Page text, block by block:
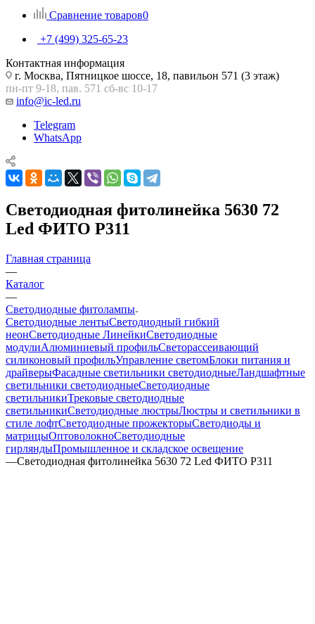
Сравнение товаров0
+7 (499) 325-65-23
Контактная информация
г. Москва, Пятницкое шоссе, 18, павильон 571 (3 этаж)
пн-пт 9-18, пав. 571 сб-вс 10-17
info@ic-led.ru
Telegram
WhatsApp
Светодиодная фитолинейка 5630 72
Led ФИТО P311
Главная страница
—
Каталог
—
Светодиодные фитолампы
Светодиодные лентыСветодиодный гибкий
неонСветодиодные ЛинейкиСветодиодные
модулиАлюминиевый профильСветорассеивающий
силиконовый профильУправление светомБлоки питания и
драйверыФасадные светильники светодиодныеЛандшафтные
светильники светодиодныеСветодиодные
светильникиТрековые светодиодные
светильникиСветодиодные люстрыЛюстры и светильники в
стиле лофтСветодиодные прожекторыСветодиоды и
матрицыОптоволокноСветодиодные
гирляндыПромышленное и складское освещение
—Светодиодная фитолинейка 5630 72 Led ФИТО P311